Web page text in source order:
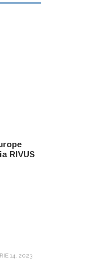
RIVUS
14, 2023